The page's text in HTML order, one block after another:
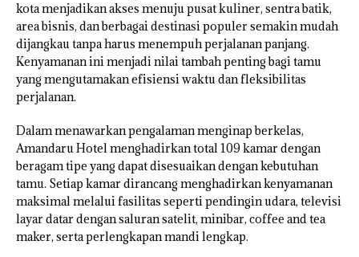
kota menjadikan akses menuju pusat kuliner, sentra batik,
area bisnis, dan berbagai destinasi populer semakin mudah
dijangkau tanpa harus menempuh perjalanan panjang.
Kenyamanan ini menjadi nilai tambah penting bagi tamu
yang mengutamakan efisiensi waktu dan fleksibilitas
perjalanan.
Dalam menawarkan pengalaman menginap berkelas,
Amandaru Hotel menghadirkan total 109 kamar dengan
beragam tipe yang dapat disesuaikan dengan kebutuhan
tamu. Setiap kamar dirancang menghadirkan kenyamanan
maksimal melalui fasilitas seperti pendingin udara, televisi
layar datar dengan saluran satelit, minibar, coffee and tea
maker, serta perlengkapan mandi lengkap.